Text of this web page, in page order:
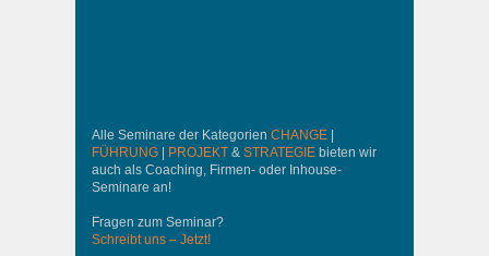
Alle Seminare der Kategorien CHANGE
FÜHRUNG
PROJEKT & STRATEGIE bieten wir
auch als Coaching, Firmen- oder Inhouse-
Seminare an!
Fragen zum Seminar?
Schreibt uns – Jetzt!